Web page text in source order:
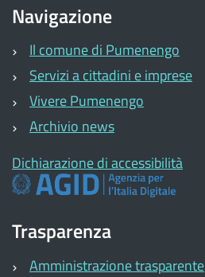
Navigazione
Il comune di Pumenengo
Servizi a cittadini e imprese
Vivere Pumenengo
Archivio news
Dichiarazione di accessibilità
Trasparenza
Amministrazione trasparente